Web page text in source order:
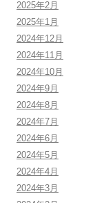
2025年2月
2025年1月
2024年12月
2024年11月
2024年10月
2024年9月
2024年8月
2024年7月
2024年6月
2024年5月
2024年4月
2024年3月